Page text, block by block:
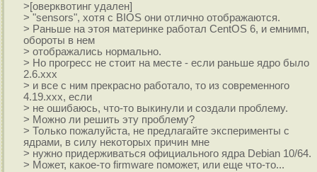
>[оверквотинг удален]
> "sensors", хотя с BIOS они отлично отображаются.
> Раньше на этоя материнке работал CentOS 6, и емнимп,
обороты в нем
> отображались нормально.
> Но прогресс не стоит на месте - если раньше ядро было
2.6.xxx
> и все с ним прекрасно работало, то из современного
4.19.xxx, если
> не ошибаюсь, что-то выкинули и создали проблему.
> Можно ли решить эту проблему?
> Только пожалуйста, не предлагайте эксперименты с
ядрами, в силу некоторых причин мне
> нужно придерживаться официального ядра Debian 10/64.
> Может, какое-то firmware поможет, или еще что-то...